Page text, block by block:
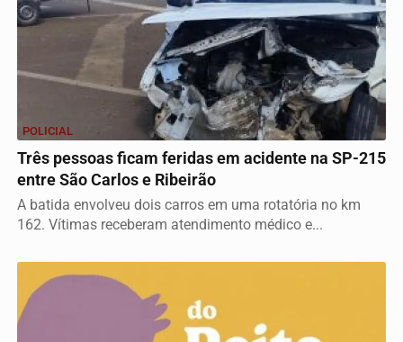
POLICIAL
Três pessoas ficam feridas em acidente na SP-215
entre São Carlos e Ribeirão
A batida envolveu dois carros em uma rotatória no km
162. Vítimas receberam atendimento médico e...